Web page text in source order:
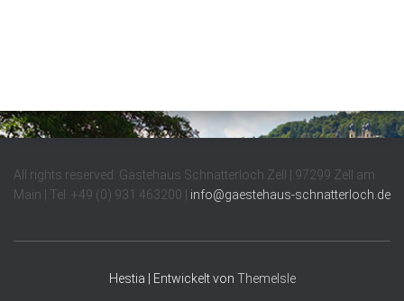
All rights reserved. Gästehaus Schnatterloch Zell | 97299 Zell am
Main | Tel. +49 (0) 931 463200 | info@gaestehaus-schnatterloch.de
Hestia | Entwickelt von ThemeIsle